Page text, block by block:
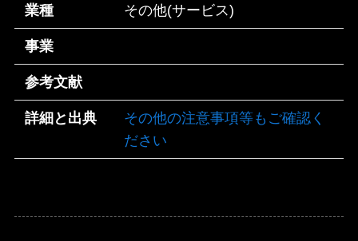
業種 その他(サービス)
事業
参考文献
詳細と出典
その他の注意事項等もご確認く
ださい